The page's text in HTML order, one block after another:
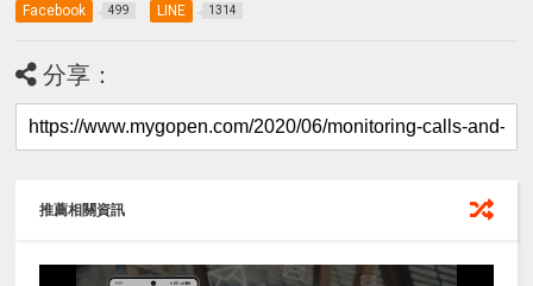
Facebook 499 LINE 1314
分享：
推薦相關資訊